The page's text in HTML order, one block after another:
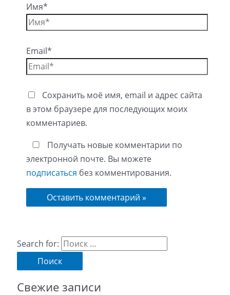
Имя*
Email*
Сохранить моё имя, email и адрес сайта
в этом браузере для последующих моих
комментариев.
Получать новые комментарии по
электронной почте. Вы можете
подписаться без комментирования.
Search for:
Свежие записи